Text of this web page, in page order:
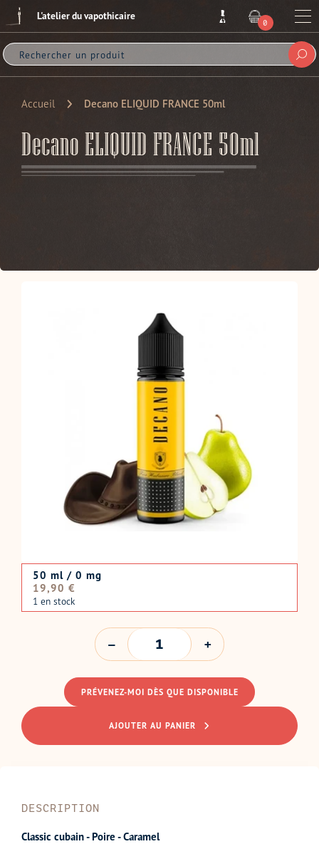
Passer
au
L'atelier du vapothicaire
0
ARTICLE
Accueil Decano ELIQUID FRANCE 50ml
Decano ELIQUID FRANCE 50ml
50 ml / 0 mg
Prix
normal
19,90 €
1 en stock
QUANTITÉ
PRÉVENEZ-MOI DÈS QUE DISPONIBLE
AJOUTER AU PANIER
DESCRIPTION
Classic cubain - Poire - Caramel